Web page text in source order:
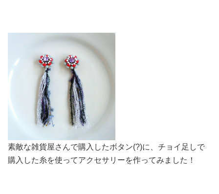
素敵な雑貨屋さんで購入したボタン(?)に、チョイ足しで
購入した糸を使ってアクセサリーを作ってみました！